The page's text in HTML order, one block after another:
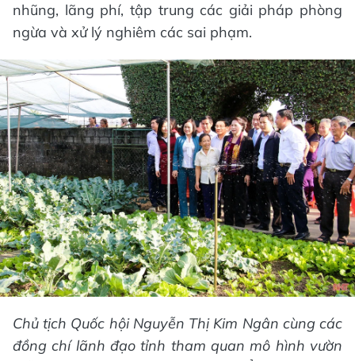
nhũng, lãng phí, tập trung các giải pháp phòng
ngừa và xử lý nghiêm các sai phạm.
Chủ tịch Quốc hội Nguyễn Thị Kim Ngân cùng các
đồng chí lãnh đạo tỉnh tham quan mô hình vườn